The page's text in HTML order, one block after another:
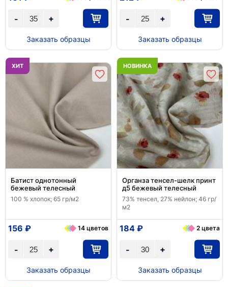
+
-
Заказать образцы
+
-
Заказать образцы
ХИТ
Батист однотонный
бежевый телесный
100 % хлопок; 65 гр/м2
+
-
156 ₽ 14 цветов
Заказать образцы
НОВИНКА
Органза тенсел-шелк принт
д5 бежевый телесный
73% тенсел, 27% нейлон; 46 гр/
м2
+
-
184 ₽ 2 цвета
Заказать образцы